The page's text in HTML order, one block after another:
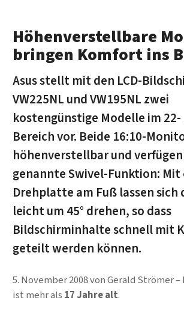
Höhenverstellbare
bringen Komfort ins
Asus stellt mit den LCD-
VW225NL und VW195NL zwei
kostengünstige Modelle im
Bereich vor. Beide 16:10-
höhenverstellbar und
genannte Swivel-Funktion: Mit
Drehplatte am Fuß lassen sich
leicht um 45° drehen, so dass
Bildschirminhalte schnell mit
geteilt werden können.
5. November 2008vonGerald Strömer
ist mehr als 17 Jahre alt.